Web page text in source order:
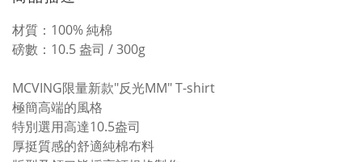
材質：100% 純棉
磅數：10.5 盎司 / 300g
MCVING限量新款"反光MM" T-shirt
極簡高端的風格
特別選用高達10.5盎司
厚挺質感的舒適純棉布料